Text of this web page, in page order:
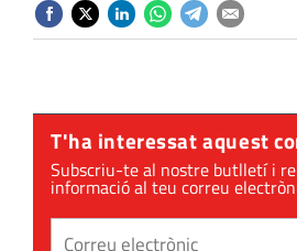
T'ha interessat aquest
Subscriu-te al nostre butlletí i
informació al teu correu